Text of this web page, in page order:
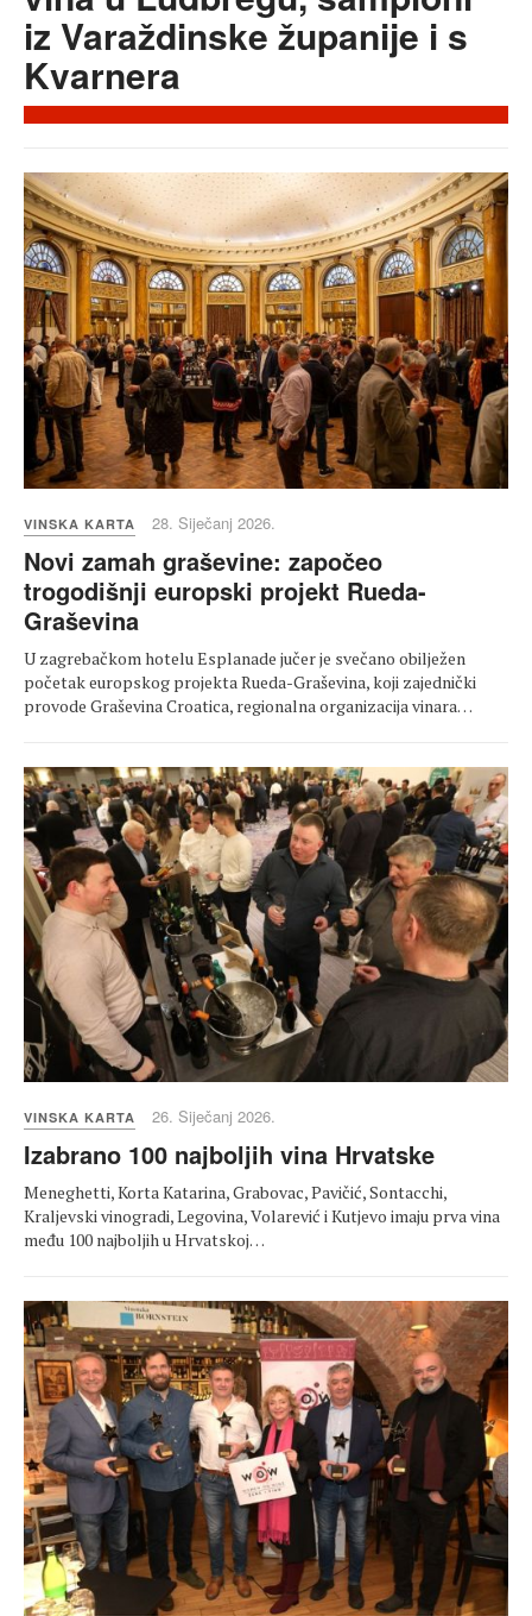
iz Varaždinske županije i s
Kvarnera
VINSKA KARTA 28. Siječanj 2026.
Novi zamah graševine: započeo
trogodišnji europski projekt Rueda-
Graševina
U zagrebačkom hotelu Esplanade jučer je svečano obilježen
početak europskog projekta Rueda-Graševina, koji zajednički
provode Graševina Croatica, regionalna organizacija vinara…
VINSKA KARTA 26. Siječanj 2026.
Izabrano 100 najboljih vina Hrvatske
Meneghetti, Korta Katarina, Grabovac, Pavičić, Sontacchi,
Kraljevski vinogradi, Legovina, Volarević i Kutjevo imaju prva vina
među 100 najboljih u Hrvatskoj…